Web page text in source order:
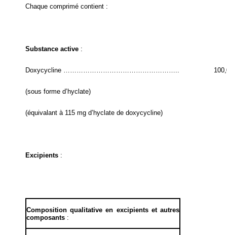
Chaque comprimé contient :
Substance active :
Doxycycline ……………………………………………..
(sous forme d’hyclate)
(équivalant à 115 mg d’hyclate de doxycycline)
Excipients :
Composition qualitative en excipients et autres
composants :